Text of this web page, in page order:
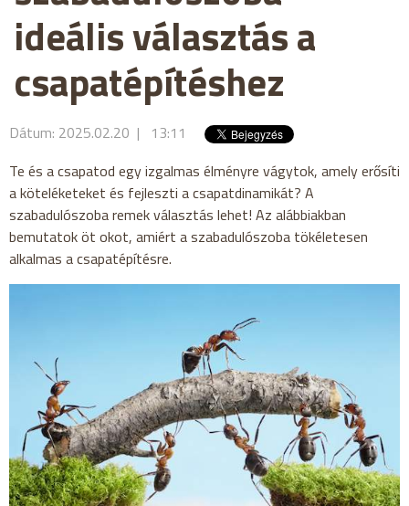
ideális választás a
csapatépítéshez
Dátum: 2025.02.20 | 13:11
Te és a csapatod egy izgalmas élményre vágytok, amely erősíti
a köteléketeket és fejleszti a csapatdinamikát? A
szabadulószoba remek választás lehet! Az alábbiakban
bemutatok öt okot, amiért a szabadulószoba tökéletesen
alkalmas a csapatépítésre.